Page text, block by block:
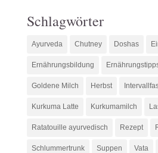
Schlagwörter
Ayurveda Chutney Doshas
Ernährungsbildung
Goldene Milch Herbst
Kurkuma Latte Kurkumamilch
Ratatouille ayurvedisch Rezept
Schlummertrunk Suppen Vata